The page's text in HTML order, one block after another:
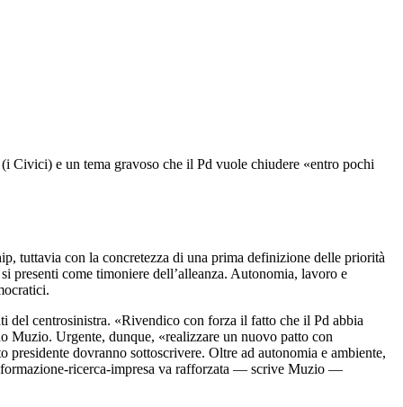
Civici) e un tema gravoso che il Pd vuole chiudere «entro pochi
tuttavia con la concretezza di una prima definizione delle priorità
presenti come timoniere dell’alleanza. Autonomia, lavoro e
del centrosinistra. «Rivendico con forza il fatto che il Pd abbia
Muzio. Urgente, dunque, «realizzare un nuovo patto con
dovranno sottoscrivere. Oltre ad autonomia e ambiente,
formazione-ricerca-impresa va rafforzata — scrive Muzio —